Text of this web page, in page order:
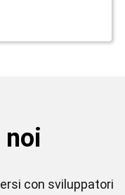
con sviluppatori